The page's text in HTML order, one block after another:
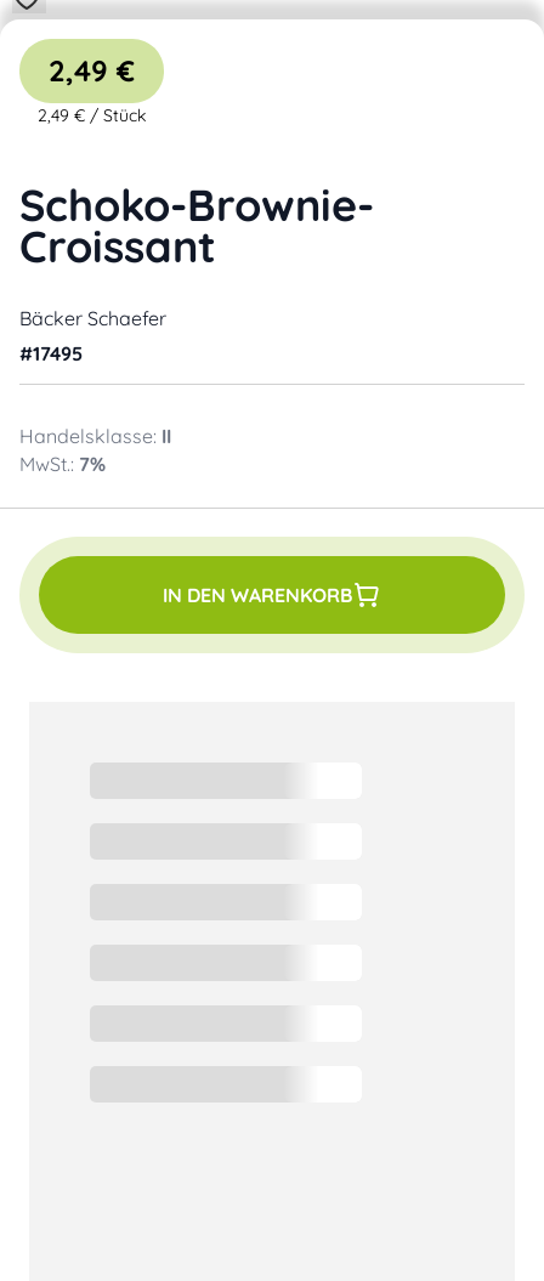
Schoko-Brownie-
Croissant
Bäcker Schaefer
#17495
Handelsklasse: II
MwSt.: 7%
2,49 €
2,49 € / Stück
IN DEN WARENKORB